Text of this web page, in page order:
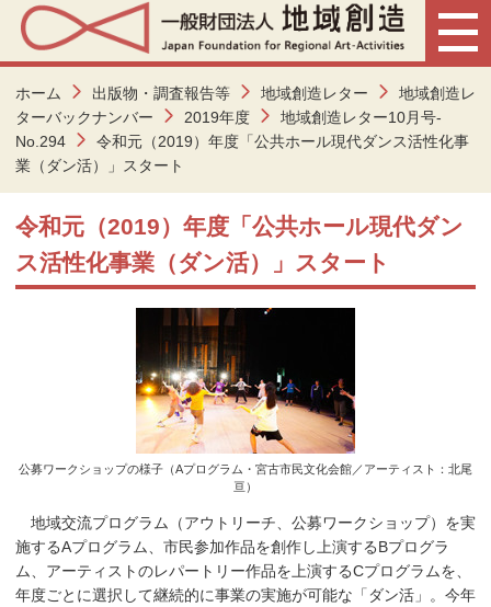
ホーム 出版物・調査報告等 地域創造レター
地域創造レ
ターバックナンバー
2019年度
地域創造レター10月号-
No.294
令和元（2019）年度「公共ホール現代ダンス活性化事
業（ダン活）」スタート
令和元（2019）年度「公共ホール現代ダン
ス活性化事業（ダン活）」スタート
公募ワークショップの様子（Aプログラム・宮古市民文化会館／アーティスト：北尾
亘）
地域交流プログラム（アウトリーチ、公募ワークショップ）を実
施するAプログラム、市民参加作品を創作し上演するBプログラ
ム、アーティストのレパートリー作品を上演するCプログラムを、
年度ごとに選択して継続的に事業の実施が可能な「ダン活」。今年